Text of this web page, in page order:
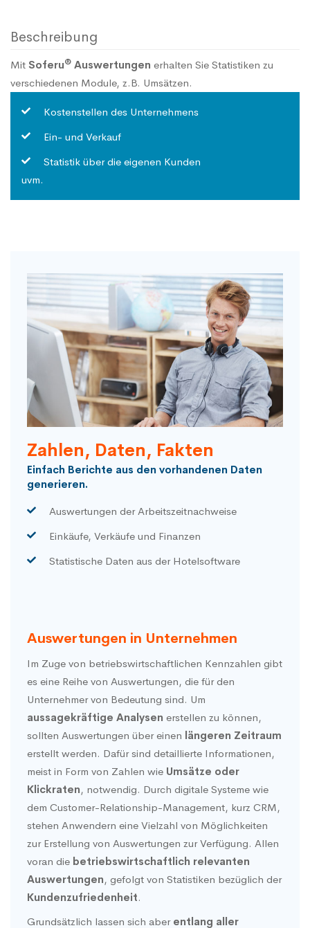
Beschreibung
Mit Soferu® Auswertungen erhalten Sie Statistiken zu
verschiedenen Module, z.B. Umsätzen.
Kostenstellen des Unternehmens
Ein- und Verkauf
Statistik über die eigenen Kunden
uvm.
Zahlen, Daten, Fakten
Einfach Berichte aus den vorhandenen Daten
generieren.
Auswertungen derArbeitszeitnachweise
Einkäufe, Verkäufe und Finanzen
Statistische Daten aus der Hotelsoftware
Auswertungen in Unternehmen
Im Zuge von betriebswirtschaftlichen Kennzahlen gibt
es eine Reihe von Auswertungen, die für den
Unternehmer von Bedeutung sind. Um
aussagekräftige Analysen erstellen zu können,
sollten Auswertungen über einen längeren Zeitraum
erstellt werden. Dafür sind detaillierte Informationen,
meist in Form von Zahlen wie Umsätze oder
Klickraten, notwendig. Durch digitale Systeme wie
dem Customer-Relationship-Management, kurz CRM,
stehen Anwendern eine Vielzahl von Möglichkeiten
zur Erstellung von Auswertungen zur Verfügung. Allen
voran die betriebswirtschaftlich relevanten
Auswertungen, gefolgt von Statistiken bezüglich der
Kundenzufriedenheit.
Grundsätzlich lassen sich aber entlang aller